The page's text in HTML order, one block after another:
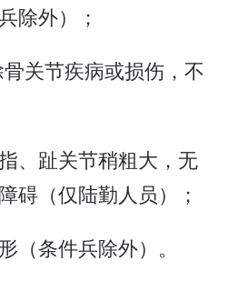
除外）；
骨关节疾病或损伤，不
、趾关节稍粗大，无
碍（仅陆勤人员）；
（条件兵除外）。